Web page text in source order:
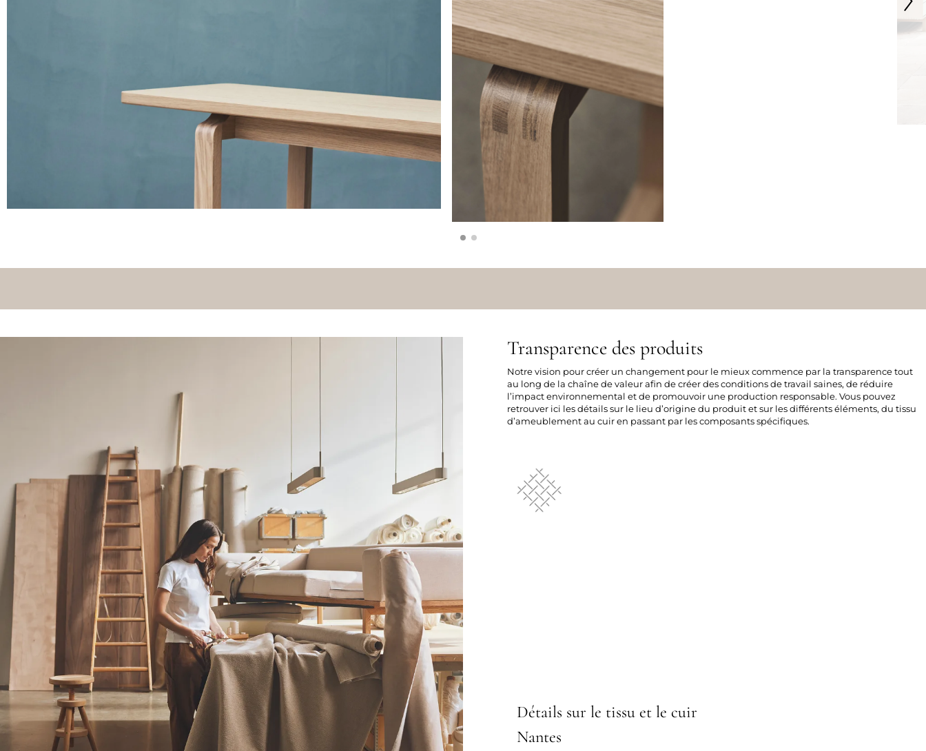
Transparence des produits
Notre vision pour créer un changement pour le mieux commence par la transparence tout
au long de la chaîne de valeur afin de créer des conditions de travail saines, de réduire
l’impact environnemental et de promouvoir une production responsable. Vous pouvez
retrouver ici les détails sur le lieu d’origine du produit et sur les différents éléments, du tissu
d’ameublement au cuir en passant par les composants spécifiques.
Détails sur le tissu et le cuir
Nantes